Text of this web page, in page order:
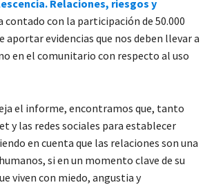
Relaciones, riesgos y
contado con la participación de 50.000
evidencias que nos deben llevar a
en el comunitario con respecto al uso
el informe, encontramos que, tanto
y las redes sociales para establecer
en cuenta que las relaciones son una
si en un momento clave de su
viven con miedo, angustia y